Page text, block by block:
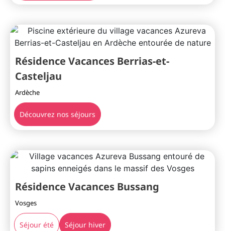
Résidence Vacances Berrias-et-
Casteljau
Ardèche
Découvrez nos séjours
Résidence Vacances Bussang
Vosges
Séjour été Séjour hiver